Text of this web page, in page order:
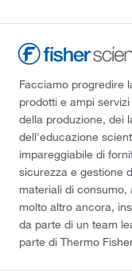
Facciamo progredire
prodotti e ampi
della produzione, dei
dell'educazione
impareggiabile di
sicurezza e gestione
materiali di
molto altro ancora,
da parte di un team
parte di Thermo